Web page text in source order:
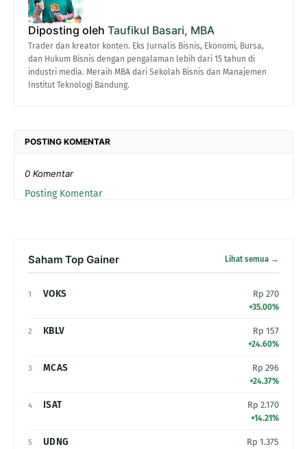
Diposting oleh Taufikul Basari, MBA
Trader dan kreator konten. Eks Jurnalis Bisnis, Ekonomi, Bursa,
dan Hukum Bisnis dengan pengalaman lebih dari 15 tahun di
industri media. Meraih MBA dari Sekolah Bisnis dan Manajemen
Institut Teknologi Bandung.
POSTING KOMENTAR
0 Komentar
Posting Komentar
Saham Top Gainer Lihat semua →
1 VOKS Rp 270
+35.00%
2 KBLV Rp 157
+24.60%
3 MCAS Rp 296
+24.37%
4 ISAT Rp 2.170
+14.21%
5 UDNG Rp 1.375